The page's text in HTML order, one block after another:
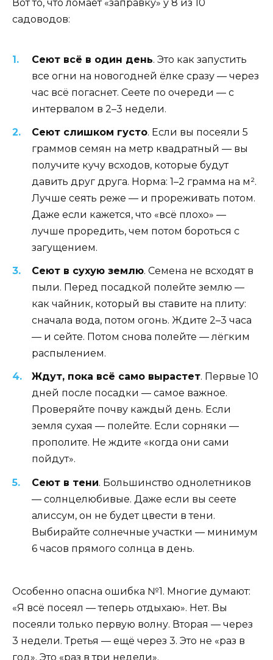
Вот то, что ломает «заправку» у 8 из 10
садоводов:
Сеют всё в один день. Это как запустить
все огни на новогодней ёлке сразу — через
час всё погаснет. Сеете по очереди — с
интервалом в 2–3 недели.
Сеют слишком густо. Если вы посеяли 5
граммов семян на метр квадратный — вы
получите кучу всходов, которые будут
давить друг друга. Норма: 1–2 грамма на м².
Лучше сеять реже — и прореживать потом.
Даже если кажется, что «всё плохо» —
лучше проредить, чем потом бороться с
загущением.
Сеют в сухую землю. Семена не всходят в
пыли. Перед посадкой полейте землю —
как чайник, который вы ставите на плиту:
сначала вода, потом огонь. Ждите 2–3 часа
— и сейте. Потом снова полейте — лёгким
распылением.
Ждут, пока всё само вырастет. Первые 10
дней после посадки — самое важное.
Проверяйте почву каждый день. Если
земля сухая — полейте. Если сорняки —
прополите. Не ждите «когда они сами
пойдут».
Сеют в тени. Большинство однолетников
— солнцелюбивые. Даже если вы сеете
алиссум, он не будет цвести в тени.
Выбирайте солнечные участки — минимум
6 часов прямого солнца в день.
Особенно опасна ошибка №1. Многие думают:
«Я всё посеял — теперь отдыхаю». Нет. Вы
посеяли только первую волну. Вторая — через
3 недели. Третья — ещё через 3. Это не «раз в
год». Это «раз в три недели».